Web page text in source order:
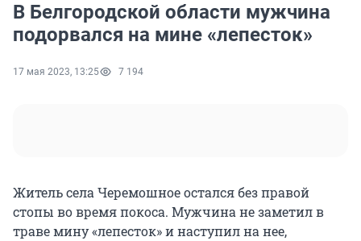
В Белгородской области мужчина
подорвался на мине «лепесток»
17 мая 2023, 13:25 7 194
Житель села Черемошное остался без правой
стопы во время покоса. Мужчина не заметил в
траве мину «лепесток» и наступил на нее,